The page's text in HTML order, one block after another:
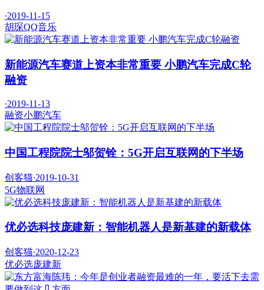
·2019-11-15
胡琛QQ音乐
新能源汽车赛道上资本非常重要 小鹏汽车完成C轮
融资
·2019-11-13
融资小鹏汽车
中国工程院院士邬贺铨：5G开启互联网的下半场
创客猫·2019-10-31
5G物联网
优必选科技庞建新：智能机器人是新基建的新载体
创客猫·2020-12-23
优必选庞建新